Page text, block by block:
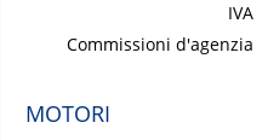
IVA
Commissioni d'agenzia
MOTORI